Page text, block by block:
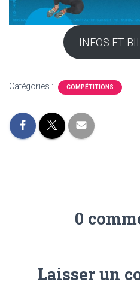
INFOS ET
Catégories : COMPÉTITIONS
0
Laisser un